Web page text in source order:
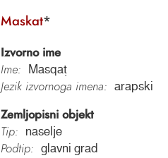
Maskat*
Izvorno ime
Ime:
Masqaṭ
Jezik izvornoga imena: arapski
Zemljopisni objekt
Tip:
naselje
Podtip: glavni grad